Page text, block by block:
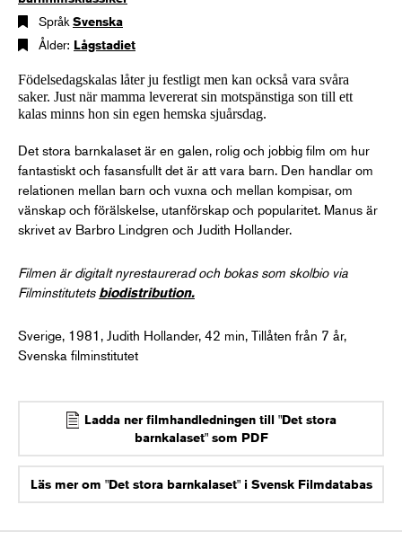
Språk Svenska
Ålder: Lågstadiet
Födelsedagskalas låter ju festligt men kan också vara svåra
saker. Just när mamma levererat sin motspänstiga son till ett
kalas minns hon sin egen hemska sjuårsdag.
Det stora barnkalaset är en galen, rolig och jobbig film om hur
fantastiskt och fasansfullt det är att vara barn. Den handlar om
relationen mellan barn och vuxna och mellan kompisar, om
vänskap och förälskelse, utanförskap och popularitet. Manus är
skrivet av Barbro Lindgren och Judith Hollander.
Filmen är digitalt nyrestaurerad och bokas som skolbio via
Filminstitutets biodistribution.
Sverige, 1981, Judith Hollander, 42 min, Tillåten från 7 år,
Svenska filminstitutet
Ladda ner filmhandledningen till "Det stora
barnkalaset" som PDF
Läs mer om "Det stora barnkalaset" i Svensk Filmdatabas